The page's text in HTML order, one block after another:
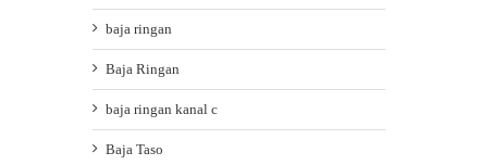
baja ringan
Baja Ringan
baja ringan kanal c
Baja Taso